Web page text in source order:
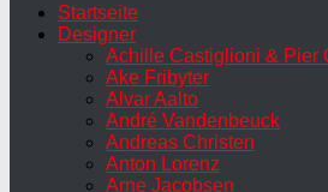
Startseite
Designer
Achille Castiglioni & Pier
Ake Fribyter
Alvar Aalto
André Vandenbeuck
Andreas Christen
Anton Lorenz
Arne Jacobsen